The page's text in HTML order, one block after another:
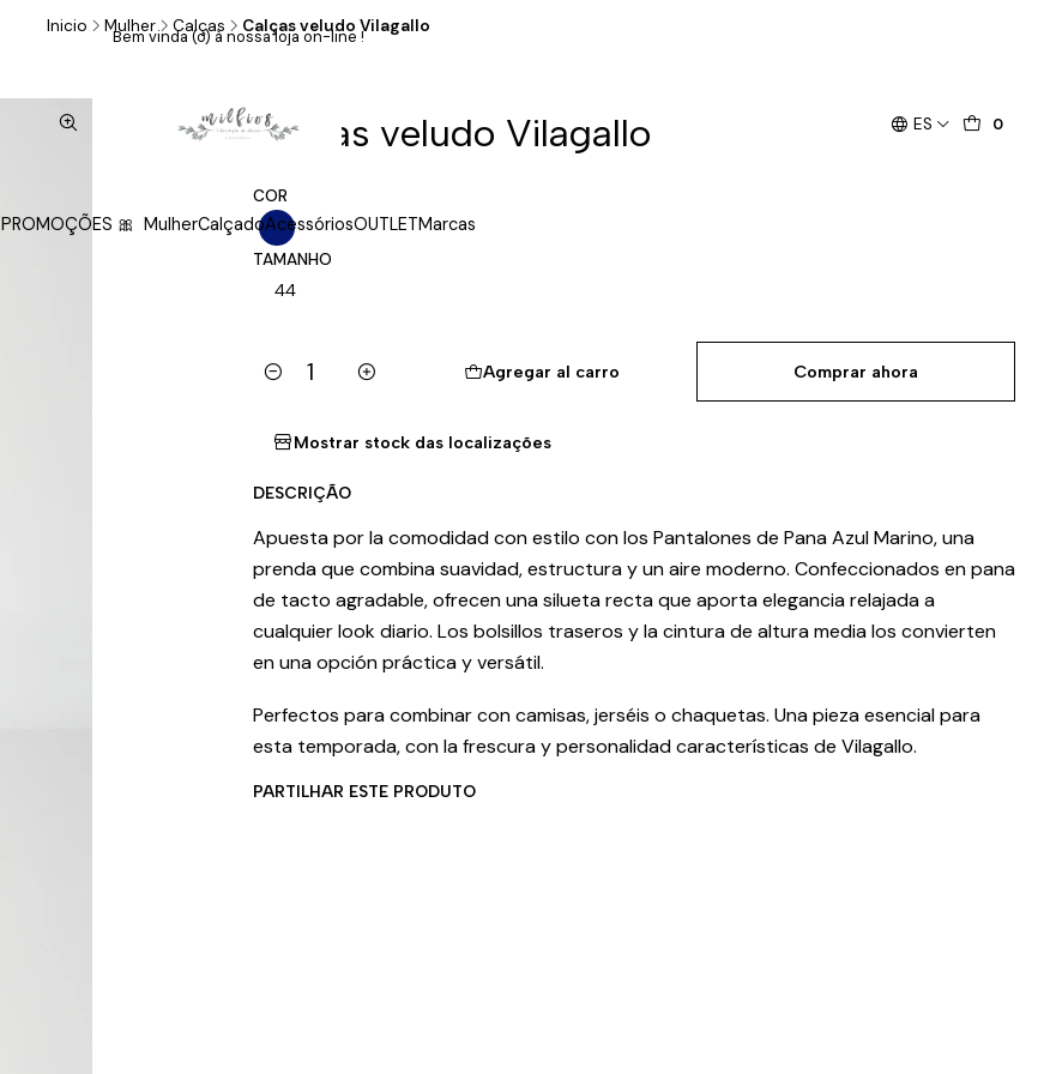
ES 0
PROMOÇÕES 🎀 MulherCalçadoAcessóriosOUTLETMarcas
Bem vinda (o) à nossa loja on-line !
Inicio Mulher Calças Calças veludo Vilagallo
Calças veludo Vilagallo
COR
TAMANHO
44
Cantidad
Agregar al carro Comprar ahora
Mostrar stock das localizações
DESCRIÇÃO
Apuesta por la comodidad con estilo con los Pantalones de Pana Azul Marino, una
prenda que combina suavidad, estructura y un aire moderno. Confeccionados en pana
de tacto agradable, ofrecen una silueta recta que aporta elegancia relajada a
cualquier look diario. Los bolsillos traseros y la cintura de altura media los convierten
en una opción práctica y versátil.
Perfectos para combinar con camisas, jerséis o chaquetas. Una pieza esencial para
esta temporada, con la frescura y personalidad características de Vilagallo.
PARTILHAR ESTE PRODUTO